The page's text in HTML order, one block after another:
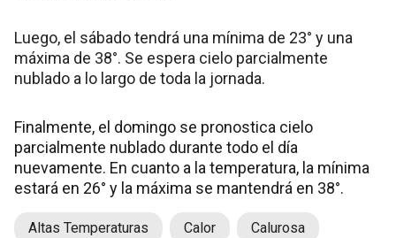
Luego, el sábado tendrá una mínima de 23° y una
máxima de 38°. Se espera cielo parcialmente
nublado a lo largo de toda la jornada.
Finalmente, el domingo se pronostica cielo
parcialmente nublado durante todo el día
nuevamente. En cuanto a la temperatura, la mínima
estará en 26° y la máxima se mantendrá en 38°.
Altas Temperaturas Calor Calurosa